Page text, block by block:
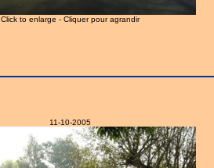
Click to enlarge - Cliquer pour agrandir
11-10-2005